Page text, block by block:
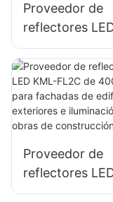
Proveedor de
reflectores
KML-FL2C de
W para vallas
publicitarias
exteriores e
iluminación de
gran tamaño.
Proveedor de
reflectores
KML-FL2C de